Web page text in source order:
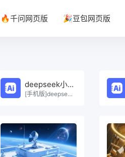
🔥千问网页版 🎉豆包网页版
deepseek小程序
[手机版]deepseek小程序在线使用。